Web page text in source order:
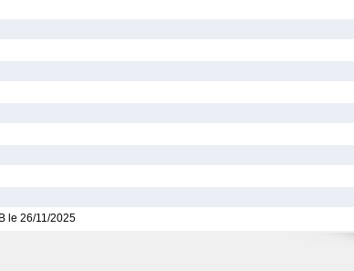
le 26/11/2025